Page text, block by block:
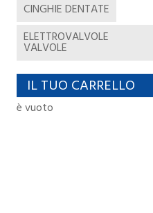
CINGHIE DENTATE
ELETTROVALVOLE
VALVOLE
IL TUO CARRELLO
è vuoto